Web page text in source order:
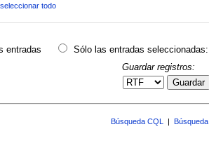
todo
entradas
Sólo las entradas seleccionadas:
Guardar registros:
Guardar
Búsqueda CQL